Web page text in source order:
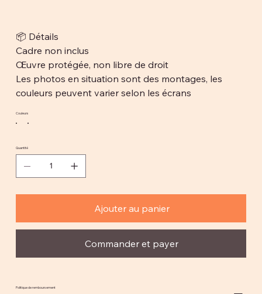
📦 Détails
Cadre non inclus
Œuvre protégée, non libre de droit
Les photos en situation sont des montages, les
couleurs peuvent varier selon les écrans
Couleurs
Quantité
Ajouter au panier
Commander et payer
Politique de remboursement